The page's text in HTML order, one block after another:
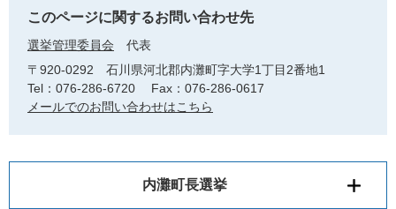
このページに関するお問い合わせ先
選挙管理委員会
代表
〒920-0292
石川県河北郡内灘町字大学1丁目2番地1
Tel：076-286-6720
Fax：076-286-0617
メールでのお問い合わせはこちら
内灘町長選挙